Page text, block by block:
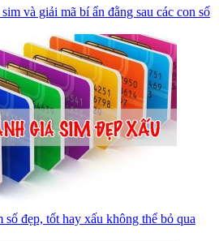
và giải mã bí ẩn đằng sau các con số
số đẹp, tốt hay xấu không thể bỏ qua